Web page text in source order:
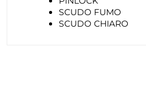
SCUDO FUMO
SCUDO CHIARO